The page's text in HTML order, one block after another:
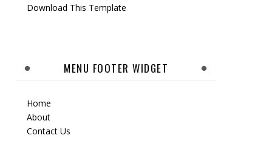
Download This Template
MENU FOOTER WIDGET
Home
About
Contact Us